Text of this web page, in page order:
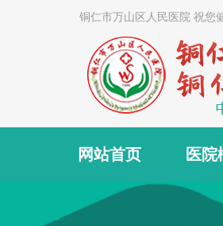
铜仁市万山区人民医院 祝您
网站首页 医院